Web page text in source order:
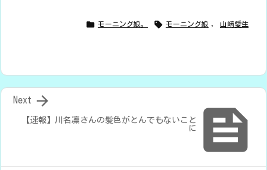
 モーニング娘。  モーニング娘 , 山﨑愛生

【速報】川名凜さんの髪色がとんでもないこと
に

Next